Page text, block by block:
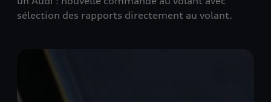
sélection des rapports directement au volant.